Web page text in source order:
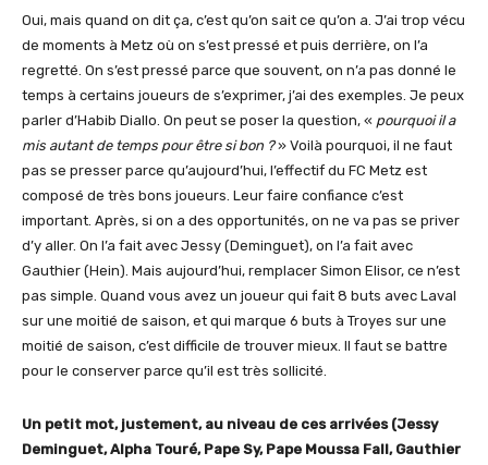
Oui, mais quand on dit ça, c’est qu’on sait ce qu’on a. J’ai trop vécu
de moments à Metz où on s’est pressé et puis derrière, on l’a
regretté. On s’est pressé parce que souvent, on n’a pas donné le
temps à certains joueurs de s’exprimer, j’ai des exemples. Je peux
parler d’Habib Diallo. On peut se poser la question, « pourquoi il a
mis autant de temps pour être si bon ?» Voilà pourquoi, il ne faut
pas se presser parce qu’aujourd’hui, l’effectif du FC Metz est
composé de très bons joueurs. Leur faire confiance c’est
important. Après, si on a des opportunités, on ne va pas se priver
d’y aller. On l’a fait avec Jessy (Deminguet), on l’a fait avec
Gauthier (Hein). Mais aujourd’hui, remplacer Simon Elisor, ce n’est
pas simple. Quand vous avez un joueur qui fait 8 buts avec Laval
sur une moitié de saison, et qui marque 6 buts à Troyes sur une
moitié de saison, c’est difficile de trouver mieux. Il faut se battre
pour le conserver parce qu’il est très sollicité.
Un petit mot, justement, au niveau de ces arrivées (Jessy
Deminguet, Alpha Touré, Pape Sy, Pape Moussa Fall, Gauthier